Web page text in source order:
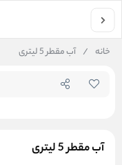
خانه / آب مقطر 5 لیتری
آب مقطر 5 لیتری